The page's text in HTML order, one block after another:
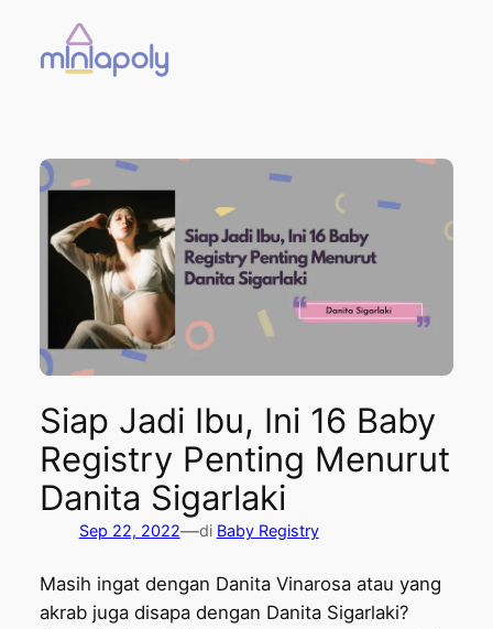
content
Siap Jadi Ibu, Ini 16 Baby
Registry Penting Menurut
Danita Sigarlaki
Sep 22, 2022—di Baby Registry
Masih ingat dengan Danita Vinarosa atau yang
akrab juga disapa dengan Danita Sigarlaki?